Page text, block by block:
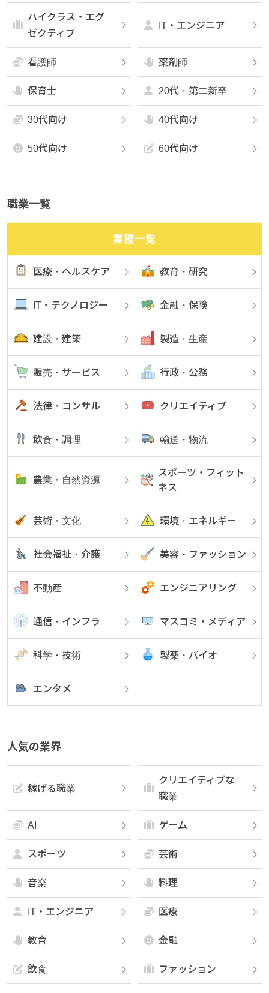
ハイクラス・エグ
ゼクティブ
IT・エンジニア
看護師 薬剤師
保育士 20代・第二新卒
30代向け 40代向け
50代向け 60代向け
職業一覧
業種一覧
医療・ヘルスケア 教育・研究
IT・テクノロジー 金融・保険
建設・建築 製造・生産
販売・サービス 行政・公務
法律・コンサル クリエイティブ
飲食・調理 輸送・物流
農業・自然資源
スポーツ・フィット
ネス
芸術・文化 環境・エネルギー
社会福祉・介護 美容・ファッション
不動産 エンジニアリング
通信・インフラ マスコミ・メディア
科学・技術 製薬・バイオ
エンタメ
人気の業界
稼げる職業
クリエイティブな
職業
AI ゲーム
スポーツ 芸術
音楽 料理
IT・エンジニア 医療
教育 金融
飲食 ファッション